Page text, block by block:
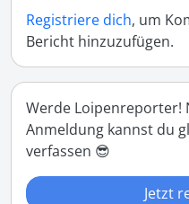
Registriere dich, um
Bericht hinzuzufügen.
Werde Loipenreporter!
Anmeldung kannst du
verfassen 😎
Jetzt